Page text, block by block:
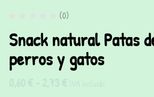
(0)
Snack natural Patas
perros y gatos